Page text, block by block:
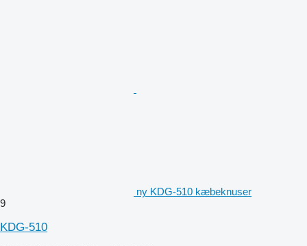
ny KDG-510 kæbeknuser
9
KDG-510